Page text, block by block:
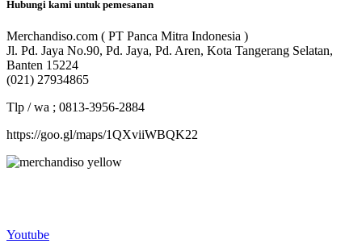
Hubungi kami untuk pemesanan
Merchandiso.com ( PT Panca Mitra Indonesia )
Jl. Pd. Jaya No.90, Pd. Jaya, Pd. Aren, Kota Tangerang Selatan,
Banten 15224
(021) 27934865
Tlp / wa ; 0813-3956-2884
https://goo.gl/maps/1QXviiWBQK22
Youtube